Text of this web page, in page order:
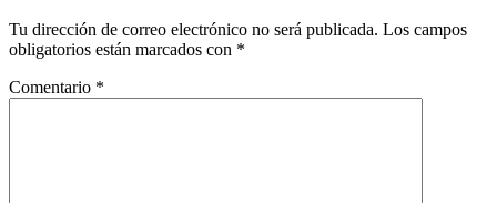
Tu dirección de correo electrónico no será publicada. Los campos
obligatorios están marcados con *
Comentario *